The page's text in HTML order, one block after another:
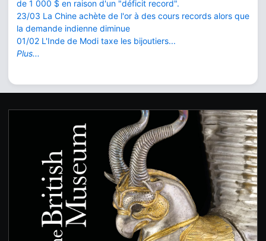
de 1 000 $ en raison d'un "déficit record".
23/03 La Chine achète de l'or à des cours records alors que
la demande indienne diminue
01/02 L'Inde de Modi taxe les bijoutiers...
Plus...